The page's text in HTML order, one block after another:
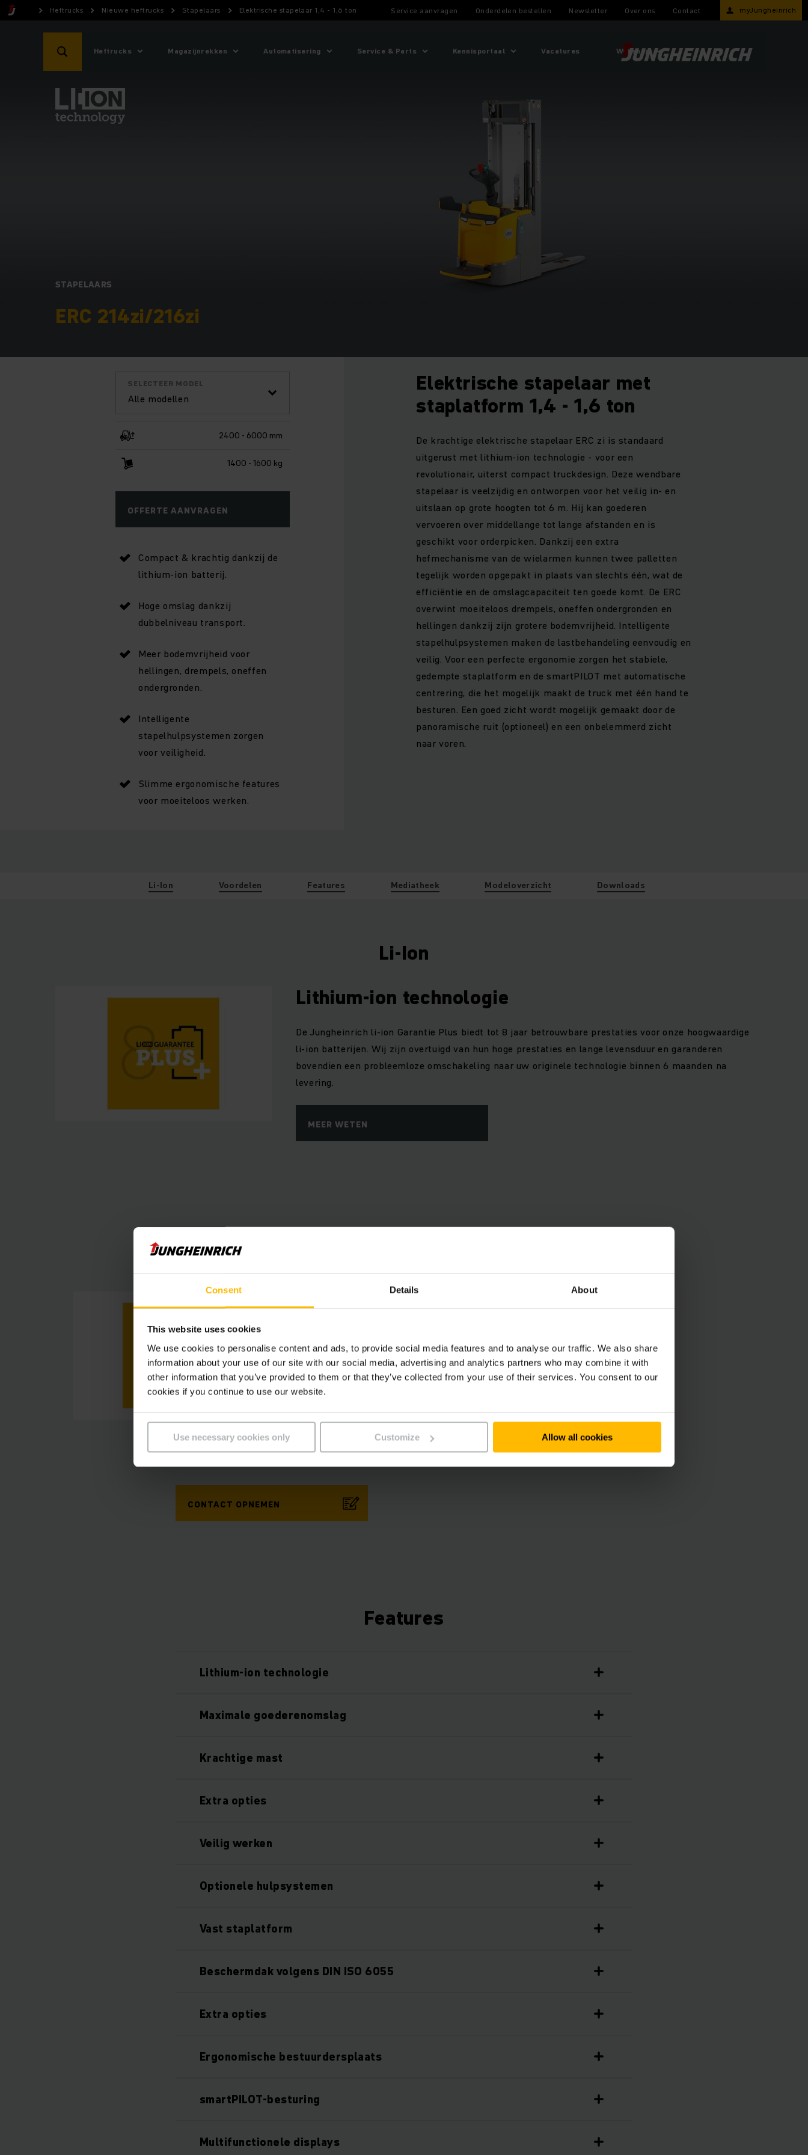
Consent Details About
This website uses cookies
We use cookies to personalise content and ads, to provide social media features and to analyse our traffic. We also share
information about your use of our site with our social media, advertising and analytics partners who may combine it with
other information that you’ve provided to them or that they’ve collected from your use of their services. You consent to our
cookies if you continue to use our website.
Use necessary cookies only Customize Allow all cookies
Heftrucks Nieuwe heftrucks Stapelaars Elektrische stapelaar 1,4 - 1,6 ton Service aanvragen Onderdelen bestellen Newsletter Over ons Contact myJungheinrich
Heftrucks Magazijnrekken Automatisering Service & Parts Kennisportaal Vacatures Webshop
STAPELAARS
ERC 214zi/216zi
Alle modellen
SELECTEER MODEL
2400 - 6000 mm
1400 - 1600 kg
OFFERTE AANVRAGEN
Compact & krachtig dankzij de
lithium-ion batterij.
Hoge omslag dankzij
dubbelniveau transport.
Meer bodemvrijheid voor
hellingen, drempels, oneffen
ondergronden.
Intelligente
stapelhulpsystemen zorgen
voor veiligheid.
Slimme ergonomische features
voor moeiteloos werken.
Elektrische stapelaar met
staplatform 1,4 - 1,6 ton
De krachtige elektrische stapelaar ERC zi is standaard
uitgerust met lithium-ion technologie - voor een
revolutionair, uiterst compact truckdesign. Deze wendbare
stapelaar is veelzijdig en ontworpen voor het veilig in- en
uitslaan op grote hoogten tot 6 m. Hij kan goederen
vervoeren over middellange tot lange afstanden en is
geschikt voor orderpicken. Dankzij een extra
hefmechanisme van de wielarmen kunnen twee palletten
tegelijk worden opgepakt in plaats van slechts één, wat de
efficiëntie en de omslagcapaciteit ten goede komt. De ERC
overwint moeiteloos drempels, oneffen ondergronden en
hellingen dankzij zijn grotere bodemvrijheid. Intelligente
stapelhulpsystemen maken de lastbehandeling eenvoudig en
veilig. Voor een perfecte ergonomie zorgen het stabiele,
gedempte staplatform en de smartPILOT met automatische
centrering, die het mogelijk maakt de truck met één hand te
besturen. Een goed zicht wordt mogelijk gemaakt door de
panoramische ruit (optioneel) en een onbelemmerd zicht
naar voren.
Li-Ion Voordelen Features Mediatheek Modeloverzicht Downloads
Li-Ion
Lithium-ion technologie
De Jungheinrich li-ion Garantie Plus biedt tot 8 jaar betrouwbare prestaties voor onze hoogwaardige
li-ion batterijen. Wij zijn overtuigd van hun hoge prestaties en lange levensduur en garanderen
bovendien een probleemloze omschakeling naar uw originele technologie binnen 6 maanden na
levering.
MEER WETEN
Voordelen
Connected Trucks
besparen en de efficiëntie te verhogen. Onze Telematics Box (af
fabriek) biedt je een gratis starterspakket voor vlootbeheer dat
flexibel kan worden uitgebreid met verschillende hardware- en
Meer weten over onze Connected Trucks?
CONTACT OPNEMEN
Features
Lithium-ion technologie
Maximale goederenomslag
Krachtige mast
Extra opties
Veilig werken
Optionele hulpsystemen
Vast staplatform
Beschermdak volgens DIN ISO 6055
Extra opties
Ergonomische bestuurdersplaats
smartPILOT-besturing
Multifunctionele displays